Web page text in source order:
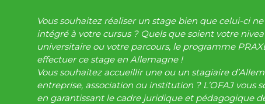
d
A
Vous souhaitez réaliser un stage bien que celui-ci
intégré à votre cursus ? Quels que soient votre
universitaire ou votre parcours, le programme
effectuer ce stage en Allemagne !
Vous souhaitez accueillir une ou un stagiaire
entreprise, association ou institution ? L’OFAJ vous
en garantissant le cadre juridique et pédagogique